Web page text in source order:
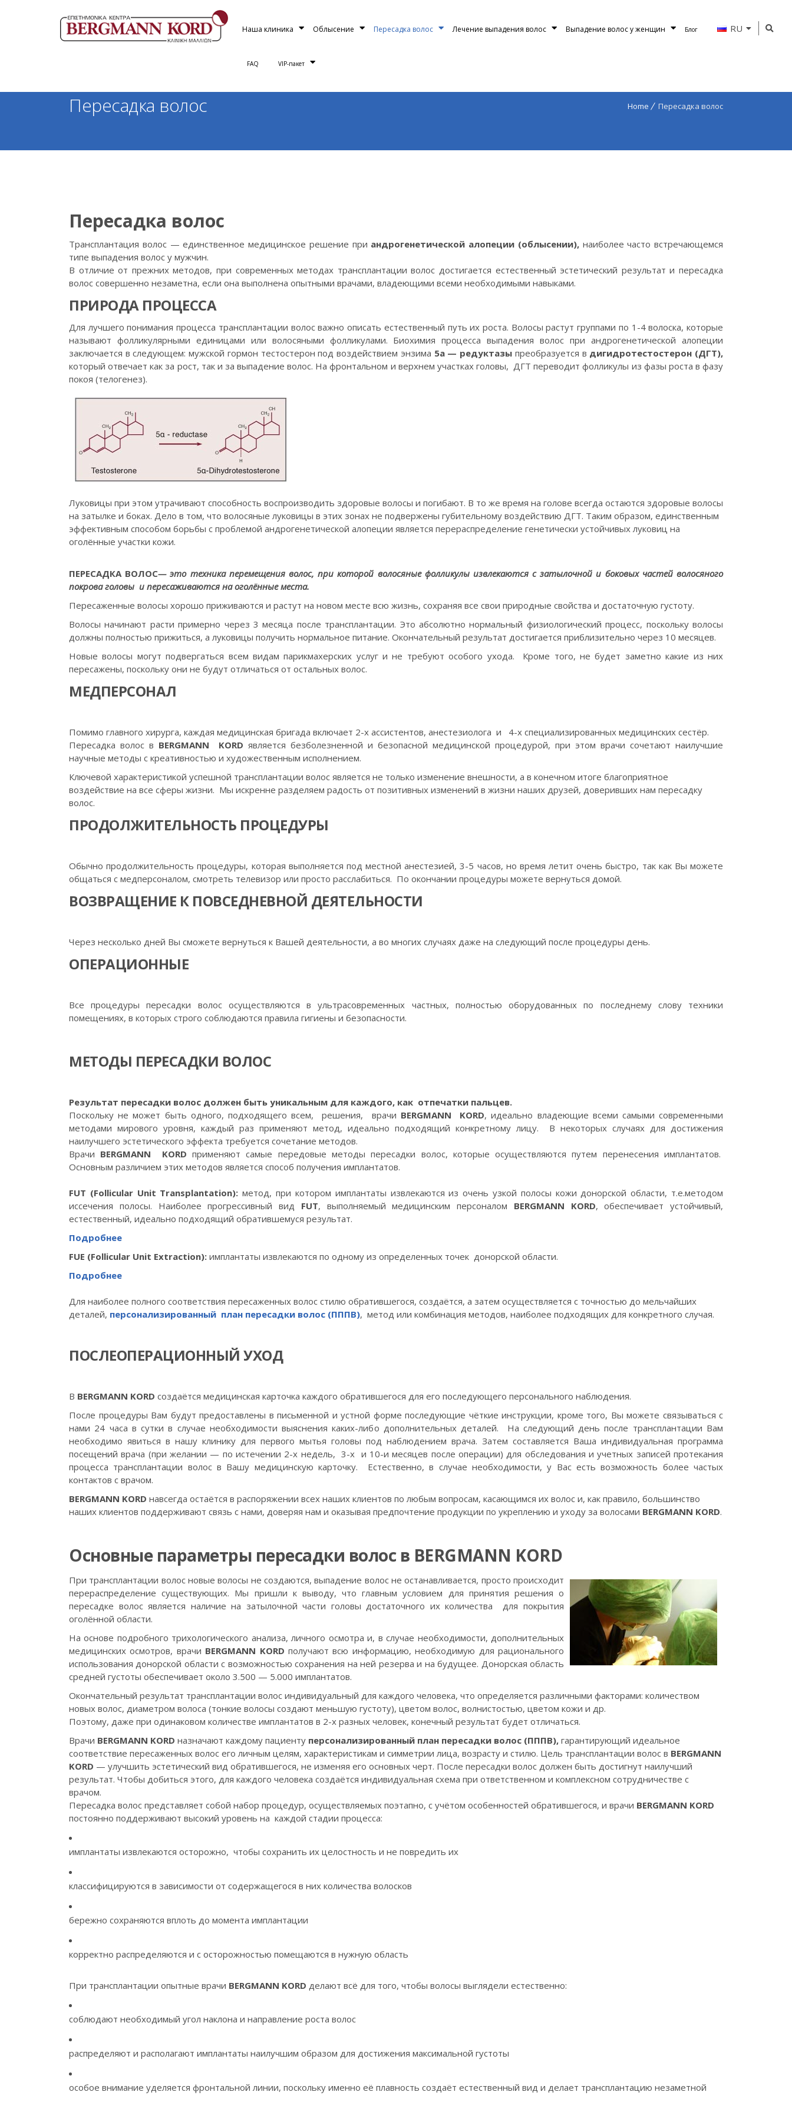
Нaша клиника Облысение Пересадка волос Лечение выпадения волос Выпадение волос у женщин Блог
FAQ VIP-пакет
RU
Home Пересадка волос
Пересадка волос
Пересадка волос
Трансплантация волос — единственное медицинское решение при андрогенетической алопеции (облысении), наиболее часто встречающемся
типе выпадения волос у мужчин.
В отличие от прежних методов, при современных методах трансплантации волос достигается естественный эстетический результат и пересадка
волос совершенно незаметна, если она выполнена опытными врачами, владеющими всеми необходимыми навыками.
ПРИРОДА ПРОЦЕССА
Для лучшего понимания процесса трансплантации волос важно описать естественный путь их роста. Волосы растут группами по 1-4 волоска, которые
называют фолликулярными единицами или волосяными фолликулами. Биохимия процесса выпадения волос при андрогенетической алопеции
заключается в следующем: мужской гормон тестостерон под воздействием энзима 5а — редуктазы преобразуется в дигидротестостерон (ДГТ),
который отвечает как за рост, так и за выпадение волос. На фронтальном и верхнем участках головы, ДГТ переводит фолликулы из фазы роста в фазу
покоя (телогенез).
Луковицы при этом утрачивают способность воспроизводить здоровые волосы и погибают. В то же время на голове всегда остаются здоровые волосы
на затылке и боках. Дело в том, что волосяные луковицы в этих зонах не подвержены губительному воздействию ДГТ. Таким образом, единственным
эффективным способом борьбы с проблемой андрогенетической алопеции является перераспределение генетически устойчивых луковиц на
оголённые участки кожи.
ПЕРЕСАДКА ВОЛОС— это техника перемещения волос, при которой волосяные фолликулы извлекаются с затылочной и боковых частей волосяного
покрова головы и пересаживаются на оголённые места.
Пересаженные волосы хорошо приживаются и растут на новом месте всю жизнь, сохраняя все свои природные свойства и достаточную густоту.
Волосы начинают расти примерно через 3 месяца после трансплантации. Это абсолютно нормальный физиологический процесс, поскольку волосы
должны полностью прижиться, а луковицы получить нормальное питание. Окончательный результат достигается приблизительно через 10 месяцев.
Новые волосы могут подвергаться всем видам парикмахерских услуг и не требуют особого ухода. Кроме того, не будет заметно какие из них
пересажены, поскольку они не будут отличаться от остальных волос.
МЕДПЕРСОНАЛ
Помимо главного хирурга, каждая медицинская бригада включает 2-х ассистентов, анестезиолога и 4-х специализированных медицинских сестёр.
Пересадка волос в BERGMANN KORD является безболезненной и безопасной медицинской процедурой, при этом врачи сочетают наилучшие
научные методы с креативностью и художественным исполнением.
Ключевой характеристикой успешной трансплантации волос является не только изменение внешности, а в конечном итоге благоприятное
воздействие на все сферы жизни. Мы искренне разделяем радость от позитивных изменений в жизни наших друзей, доверивших нам пересадку
волос.
ПРОДОЛЖИТЕЛЬНОСТЬ ПРОЦЕДУРЫ
Обычно продолжительность процедуры, которая выполняется под местной анестезией, 3-5 часов, но время летит очень быстро, так как Вы можете
общаться с медперсоналом, смотреть телевизор или просто расслабиться. По окончании процедуры можете вернуться домой.
ВОЗВРАЩЕНИЕ К ПОВСЕДНЕВНОЙ ДЕЯТЕЛЬНОСТИ
Через несколько дней Вы сможете вернуться к Вашей деятельности, а во многих случаях даже на следующий после процедуры день.
ОПЕРАЦИОННЫЕ
Все процедуры пересадки волос осуществляются в ультрасовременных частных, полностью оборудованных по последнему слову техники
помещениях, в которых строго соблюдаются правила гигиены и безопасности.
МЕТОДЫ ПЕРЕСАДКИ ВОЛОС
Результат пересадки волос должен быть уникальным для каждого, как отпечатки пальцев.
Поскольку не может быть одного, подходящего всем, решения, врачи BERGMANN KORD, идеально владеющие всеми самыми современными
методами мирового уровня, каждый раз применяют метод, идеально подходящий конкретному лицу. В некоторых случаях для достижения
наилучшего эстетического эффекта требуется сочетание методов.
Врачи BERGMANN KORD применяют самые передовые методы пересадки волос, которые осуществляются путем перенесения имплантатов.
Основным различием этих методов является способ получения имплантатов.
FUT (Follicular Unit Transplantation): метод, при котором имплантаты извлекаются из очень узкой полосы кожи донорской области, т.е.методом
иссечения полосы. Наиболее прогрессивный вид FUT, выполняемый медицинским персоналом BERGMANN KORD, обеспечивает устойчивый,
естественный, идеально подходящий обратившемуся результат.
Подробнее
FUE (Follicular Unit Extraction): имплантаты извлекаются по одному из определенных точек донорской области.
Подробнее
Для наиболее полного соответствия пересаженных волос стилю обратившегося, создаётся, а затем осуществляется с точностью до мельчайших
деталей, персонализированный план пересадки волос (ПППВ), метод или комбинация методов, наиболее подходящих для конкретного случая.
ПОСЛЕОПЕРАЦИОННЫЙ УХОД
B BERGMANN KORD создаётся медицинская карточка каждого обратившегося для его последующего персонального наблюдения.
После процедуры Вам будут предоставлены в письменной и устной форме последующие чёткие инструкции, кроме того, Вы можете связываться с
нами 24 часа в сутки в случае необходимости выяснения каких-либо дополнительных деталей. На следующий день после трансплантации Вам
необходимо явиться в нашу клинику для первого мытья головы под наблюдением врача. Затем составляется Ваша индивидуальная программа
посещений врача (при желании — по истечении 2-х недель, 3-х и 10-и месяцев после операции) для обследования и учетных записей протекания
процесса трансплантации волос в Вашу медицинскую карточку. Естественно, в случае необходимости, у Вас есть возможность более частых
контактов с врачом.
BERGMANN KORD навсегда остаётся в распоряжении всех наших клиентов по любым вопросам, касающимся их волос и, как правило, большинство
наших клиентов поддерживают связь с нами, доверяя нам и оказывая предпочтение продукции по укреплению и уходу за волосами BERGMANN KORD.
Основные параметры пересадки волос в BERGMANN KORD
При трансплантации волос новые волосы не создаются, выпадение волос не останавливается, просто происходит
перераспределение существующих. Мы пришли к выводу, что главным условием для принятия решения о
пересадке волос является наличие на затылочной части головы достаточного их количества для покрытия
оголённой области.
На основе подробного трихологического анализа, личного осмотра и, в случае необходимости, дополнительных
медицинских осмотров, врачи BERGMANN KORD получают всю информацию, необходимую для рационального
использования донорской области с возможностью сохранения на ней резерва и на будущее. Донорская область
средней густоты обеспечивает около 3.500 — 5.000 имплантатов.
Окончательный результат трансплантации волос индивидуальный для каждого человека, что определяется различными факторами: количеством
новых волос, диаметром волоса (тонкие волосы создают меньшую густоту), цветом волос, волнистостью, цветом кожи и др.
Поэтому, даже при одинаковом количестве имплантатов в 2-х разных человек, конечный результат будет отличаться.
Врачи BERGMANN KORD назначают каждому пациенту персонализированный план пересадки волос (ПППВ), гарантирующий идеальное
соответствие пересаженных волос его личным целям, характеристикам и симметрии лица, возрасту и стилю. Цель трансплантации волос в BERGMANN
KORD — улучшить эстетический вид обратившегося, не изменяя его основных черт. После пересадки волос должен быть достигнут наилучший
результат. Чтобы добиться этого, для каждого человека создаётся индивидуальная схема при ответственном и комплексном сотрудничестве с
врачом.
Пересадка волос представляет собой набор процедур, осуществляемых поэтапно, с учётом особенностей обратившегося, и врачи BERGMANN KORD
постоянно поддерживают высокий уровень на каждой стадии процесса:
имплантаты извлекаются осторожно, чтобы сохранить их целостность и не повредить их
классифицируются в зависимости от содержащегося в них количества волосков
бережно сохраняются вплоть до момента имплантации
корректно распределяются и с осторожностью помещаются в нужную область
При трансплантации опытные врачи BERGMANN KORD делают всё для того, чтобы волосы выглядели естественно:
соблюдают необходимый угол наклона и направление роста волос
распределяют и располагают имплантаты наилучшим образом для достижения максимальной густоты
особое внимание уделяется фронтальной линии, поскольку именно её плавность создаёт естественный вид и делает трансплантацию незаметной